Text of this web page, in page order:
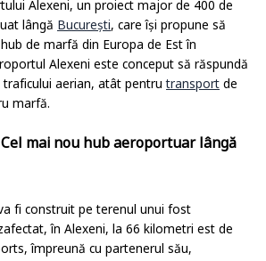
Alexeni, un proiect major de 400 de
lângă București, care își propune să
de marfă din Europa de Est în
Alexeni este conceput să răspundă
aerian, atât pentru transport de
marfă.
mai nou hub aeroportuar lângă
fi construit pe terenul unui fost
în Alexeni, la 66 kilometri est de
împreună cu partenerul său,